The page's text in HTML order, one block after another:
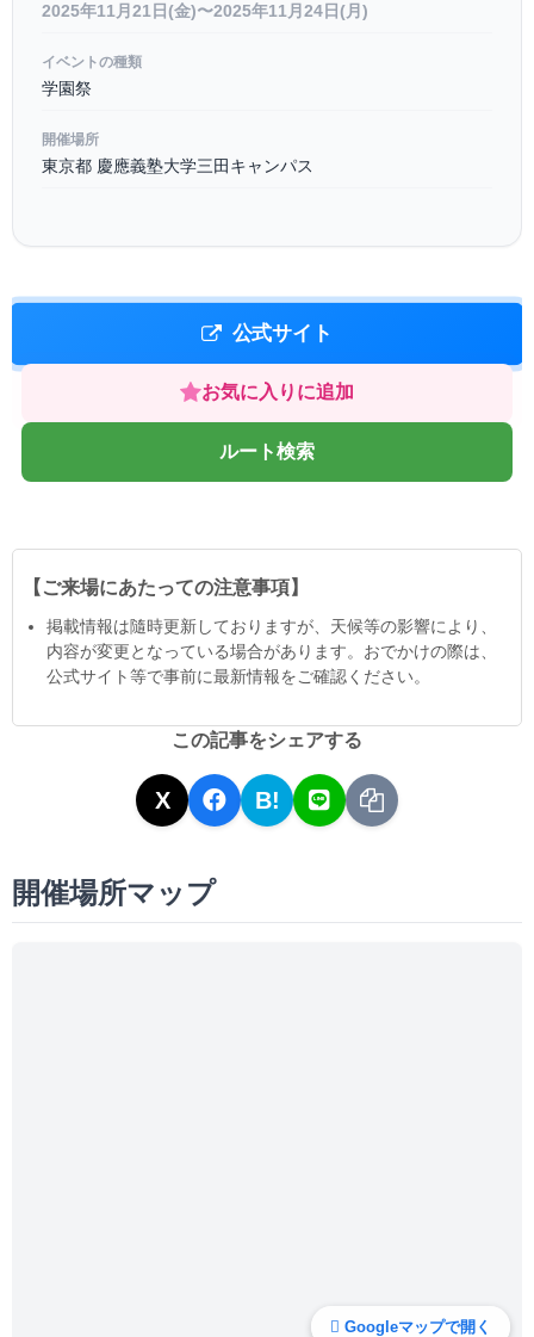
2025年11月21日(金)〜2025年11月24日(月)
イベントの種類
学園祭
開催場所
東京都 慶應義塾大学三田キャンパス
公式サイト
お気に入りに追加
ルート検索
【ご来場にあたっての注意事項】
掲載情報は隨時更新しておりますが、天候等の影響により、
内容が変更となっている場合があります。おでかけの際は、
公式サイト等で事前に最新情報をご確認ください。
この記事をシェアする
X B!
開催場所マップ
Googleマップで開く